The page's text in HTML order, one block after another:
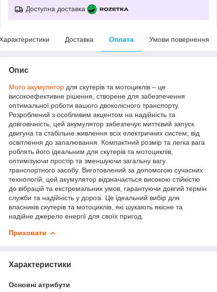
Доступна доставка
Доставка Оплата Умови повернення
Опис
Мото акумулятор для скутерів та мотоциклів – це
високоефективне рішення, створене для забезпечення
оптимальної роботи вашого двоколісного транспорту.
Розроблений з особливим акцентом на надійність та
довговічність, цей акумулятор забезпечує миттєвий запуск
двигуна та стабільне живлення всіх електричних систем, від
освітлення до запалювання. Компактний розмір та легка вага
роблять його ідеальним для скутерів та мотоциклів,
оптимізуючи простір та зменшуючи загальну вагу
транспортного засобу. Виготовлений за допомогою сучасних
технологій, цей акумулятор відзначається високою стійкістю
до вібрацій та екстремальних умов, гарантуючи довгий термін
служби та надійність у дорозі. Це ідеальний вибір для
власників скутерів та мотоциклів, які шукають якісне та
надійне джерело енергії для своїх пригод.
Приховати
Характеристики
Основні атрибути